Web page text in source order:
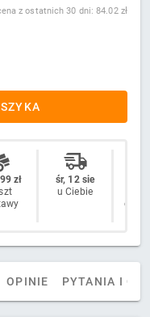
z ostatnich 30 dni: 84.02 zł
zł
śr, 12 sie
u Ciebie
OPINIE PYTANIA I